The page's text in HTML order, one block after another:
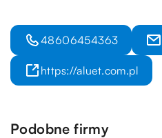
48606454363
https://aluet.com.pl
Podobne firmy